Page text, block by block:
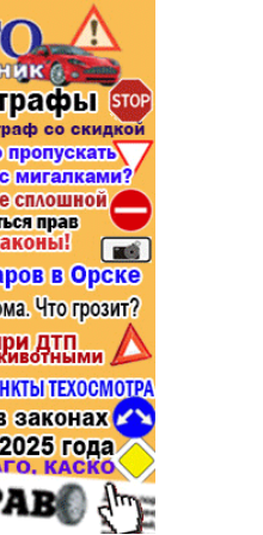
Телекоммуникации и связь
Торговля
Бизнес и финансы
Юристы, Экспертиза, Страхование
Ремонт
Социальные организации
Это интересно
Администрация